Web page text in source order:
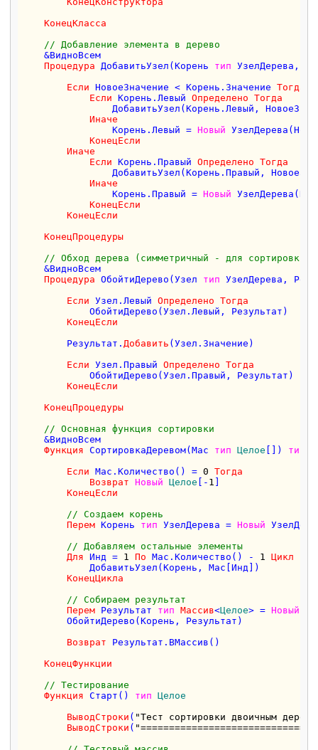
КонецКласса
// Добавление элемента в дерево
    &ВидноВсем
Процедура ДобавитьУзел(Корень тип УзелДерева,
Если НовоеЗначение < Корень.Значение Тогда
Если Корень.Левый Определено
Тогда
ДобавитьУзел(Корень.Левый,
Иначе
                Корень.Левый =
Новый
КонецЕсли
Иначе
Если Корень.Правый Определено
Тогда
ДобавитьУзел(Корень.Правый,
Иначе
                Корень.Правый =
Новый
КонецЕсли
КонецЕсли
КонецПроцедуры
// Обход дерева (симметричный - для сортировки)
    &ВидноВсем
Процедура ОбойтиДерево(Узел тип УзелДерева,
Если Узел.Левый Определено
Тогда
            ОбойтиДерево(Узел.Левый, Результат)
КонецЕсли
        Результат.
Добавить (Узел.Значение)
Если Узел.Правый Определено
Тогда
            ОбойтиДерево(Узел.Правый, Результат)
КонецЕсли
КонецПроцедуры
// Основная функция сортировки
    &ВидноВсем
Функция СортировкаДеревом(Мас тип Целое []) тип
Если Мас.Количество() = 0
Тогда
Возврат
Новый Целое [- 1 ]
КонецЕсли
// Создаем корень
Перем Корень тип УзелДерева = Новый
// Добавляем остальные элементы
Для Инд = 1 По Мас.Количество() - 1
Цикл
            ДобавитьУзел(Корень, Мас[Инд])
КонецЦикла
// Собираем результат
Перем Результат тип Массив<Целое> = Новый
        ОбойтиДерево(Корень, Результат)
Возврат Результат.ВМассив()
КонецФункции
// Тестирование
Функция Старт() тип
Целое
ВыводСтроки ( "Тест сортировки двоичным
ВыводСтроки (